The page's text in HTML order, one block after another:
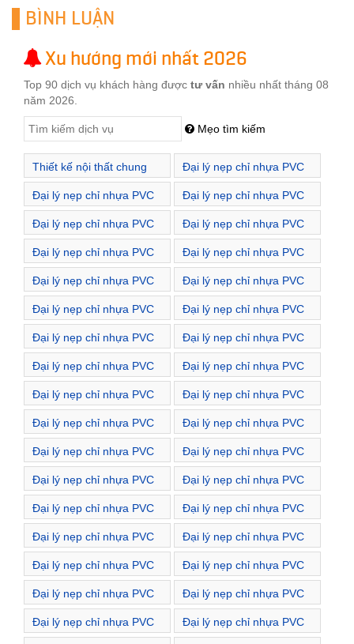
BÌNH LUẬN
Xu hướng mới nhất 2026
Top 90 dịch vụ khách hàng được tư vấn nhiều nhất tháng 08
năm 2026.
Mẹo tìm kiếm
Thiết kế nội thất chung
cư Hà Nội
Đại lý nẹp chỉ nhựa PVC
Phường Bách Khoa
Đại lý nẹp chỉ nhựa PVC
Phường Bùi Thị Xuân
Đại lý nẹp chỉ nhựa PVC
Phường Bạch Mai
Đại lý nẹp chỉ nhựa PVC
Phường Bạch Đằng
Đại lý nẹp chỉ nhựa PVC
Phường Cầu Dền
Đại lý nẹp chỉ nhựa PVC
Phường Lê Đại Hành
Đại lý nẹp chỉ nhựa PVC
Phường Minh Khai
Đại lý nẹp chỉ nhựa PVC
Phường Ngô Thì Nhậm
Đại lý nẹp chỉ nhựa PVC
Phường Nguyễn Du
Đại lý nẹp chỉ nhựa PVC
Phường Phạm Đình Hổ
Đại lý nẹp chỉ nhựa PVC
Phường Phố Huế
Đại lý nẹp chỉ nhựa PVC
Phường Quỳnh Lôi
Đại lý nẹp chỉ nhựa PVC
Phường Quỳnh Mai
Đại lý nẹp chỉ nhựa PVC
Phường Thanh Lương
Đại lý nẹp chỉ nhựa PVC
Phường Thanh Nhàn
Đại lý nẹp chỉ nhựa PVC
Phường Trương Định
Đại lý nẹp chỉ nhựa PVC
Phường Vĩnh Tuy
Đại lý nẹp chỉ nhựa PVC
Phường Đống Mác
Đại lý nẹp chỉ nhựa PVC
Phường Đồng Nhân
Đại lý nẹp chỉ nhựa PVC
Phường Đồng Tâm
Đại lý nẹp chỉ nhựa PVC
Đường Bà Triệu
Đại lý nẹp chỉ nhựa PVC
Đường Bùi Ngọc Dương
Đại lý nẹp chỉ nhựa PVC
Đường Bùi Thị Xuân
Đại lý nẹp chỉ nhựa PVC
Đường Bạch Mai
Đại lý nẹp chỉ nhựa PVC
Đường Bạch Đằng
Đại lý nẹp chỉ nhựa PVC
Đường Cao Đạt
Đại lý nẹp chỉ nhựa PVC
Đường Cảm Hội
Đại lý nẹp chỉ nhựa PVC
Đường Chùa Vua
Đại lý nẹp chỉ nhựa PVC
Đường Dương Văn Bé
Đại lý nẹp chỉ nhựa PVC
Đường Giải Phóng
Đại lý nẹp chỉ nhựa PVC
Đường Hàn Thuyên
Đại lý nẹp chỉ nhựa PVC
Đường Hàng Chuối
Đại lý nẹp chỉ nhựa PVC
Đường Hòa Mã